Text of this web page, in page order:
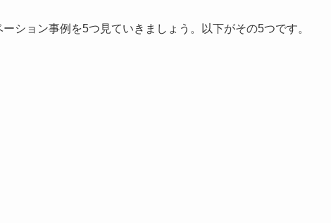
ション事例を5つ見ていきましょう。以下がその5つです。